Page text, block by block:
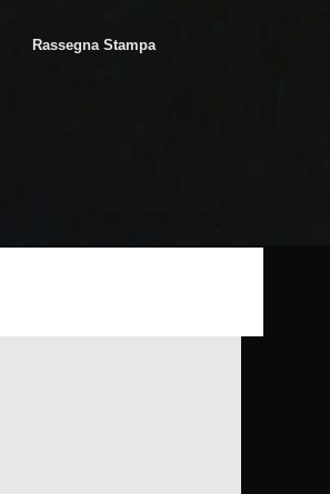
Rassegna Stampa